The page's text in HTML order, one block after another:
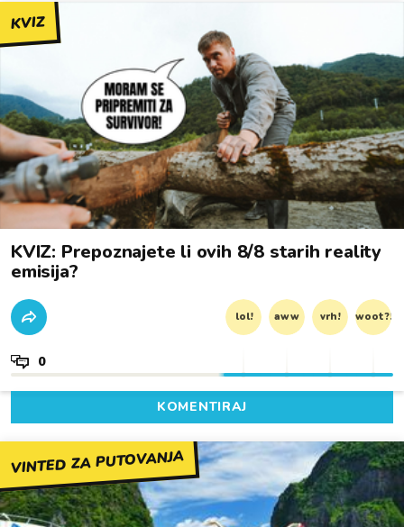
KVIZ
KVIZ: Prepoznajete li ovih 8/8 starih reality
emisija?
lol! aww vrh! woot?!
0
KOMENTIRAJ
VINTED ZA PUTOVANJA